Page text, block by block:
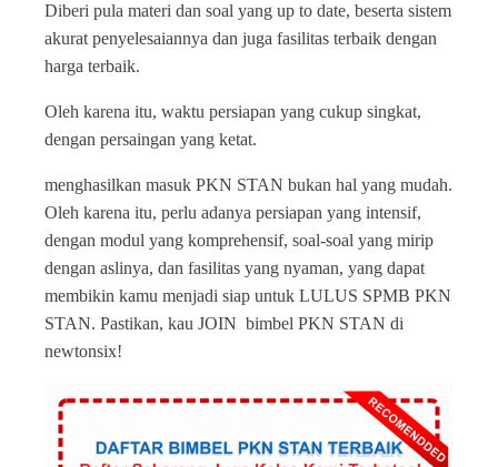
Diberi pula materi dan soal yang up to date, beserta sistem
akurat penyelesaiannya dan juga fasilitas terbaik dengan
harga terbaik.
Oleh karena itu, waktu persiapan yang cukup singkat,
dengan persaingan yang ketat.
menghasilkan masuk PKN STAN bukan hal yang mudah.
Oleh karena itu, perlu adanya persiapan yang intensif,
dengan modul yang komprehensif, soal-soal yang mirip
dengan aslinya, dan fasilitas yang nyaman, yang dapat
membikin kamu menjadi siap untuk LULUS SPMB PKN
STAN. Pastikan, kau JOIN bimbel PKN STAN di
newtonsix!